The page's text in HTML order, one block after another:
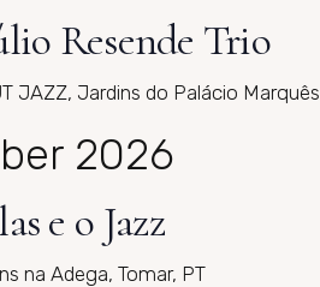
Resende Trio
JAZZ, Jardins do Palácio
2026
e o Jazz
na Adega, Tomar, PT